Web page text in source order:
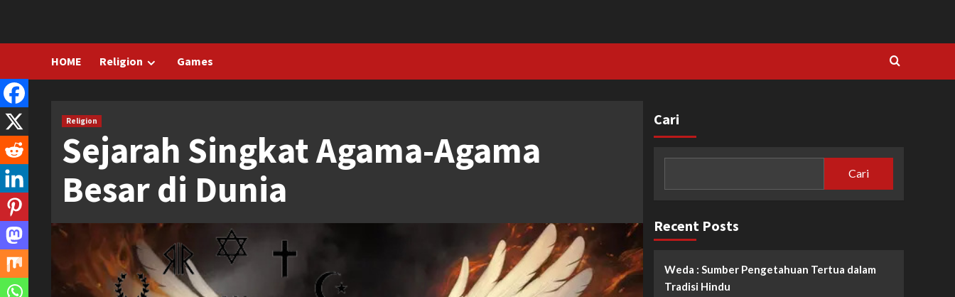
content
HOME Religion Games
Religion
Sejarah Singkat Agama-Agama
Besar di Dunia
Cari
Cari
Recent Posts
Weda : Sumber Pengetahuan Tertua dalam
Tradisi Hindu